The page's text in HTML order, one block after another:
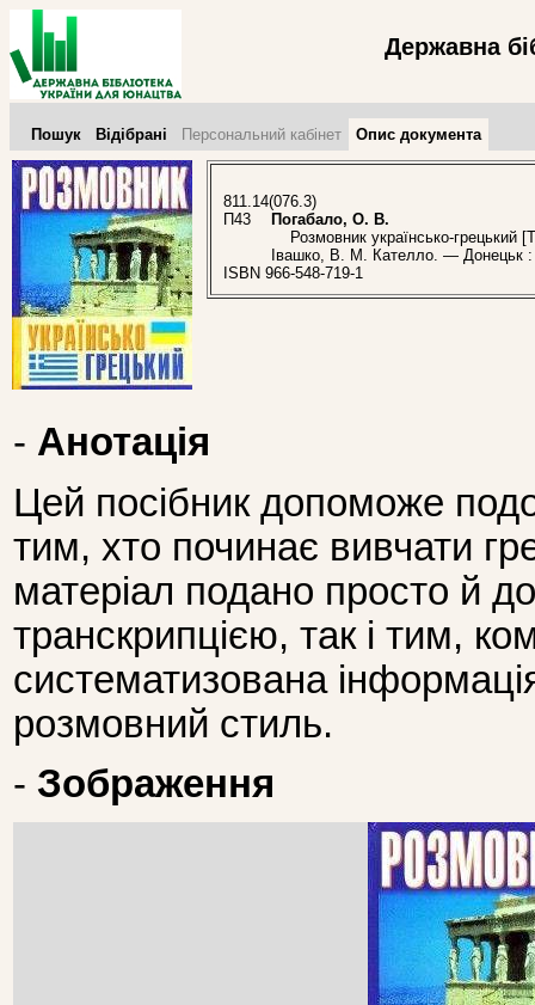
Державна
Пошук Відібрані Персональний кабінет Опис документа
811.14(076.3)
П43
Погабало, О. В.
Розмовник українсько-грецький
Івашко, В. М. Кателло. —
ISBN 966-548-719-1
- Анотація
Цей посібник допоможе
тим, хто починає вивчати
матеріал подано просто й
транскрипцією, так і тим,
систематизована
розмовний стиль.
- Зображення